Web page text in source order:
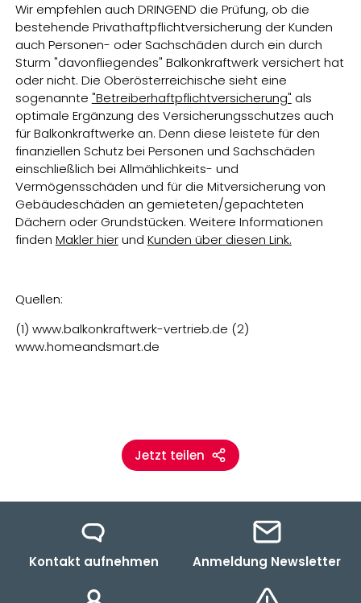
Wir empfehlen auch DRINGEND die Prüfung, ob die
bestehende Privathaftpflichtversicherung der Kunden
auch Personen- oder Sachschäden durch ein durch
Sturm "davonfliegendes" Balkonkraftwerk versichert hat
oder nicht. Die Oberösterreichische sieht eine
sogenannte "Betreiberhaftpflichtversicherung" als
optimale Ergänzung des Versicherungsschutzes auch
für Balkonkraftwerke an. Denn diese leistete für den
finanziellen Schutz bei Personen und Sachschäden
einschließlich bei Allmählichkeits- und
Vermögensschäden und für die Mitversicherung von
Gebäudeschäden an gemieteten/gepachteten
Dächern oder Grundstücken. Weitere Informationen
finden Makler hierund Kunden über diesen Link.
Quellen:
(1) www.balkonkraftwerk-vertrieb.de (2)
www.homeandsmart.de
Jetzt teilen
Kontakt aufnehmen Anmeldung Newsletter